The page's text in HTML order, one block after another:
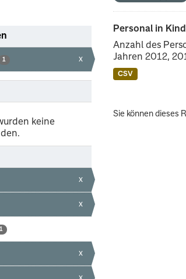
1 x
keine
x
x
1
x
Personal in
Anzahl des
Jahren 2012,
CSV
Sie können dieses